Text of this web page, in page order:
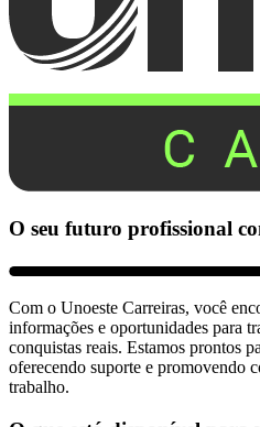
O seu futuro profissional
Com o Unoeste Carreiras, você
informações e oportunidades para
conquistas reais. Estamos prontos
oferecendo suporte e promovendo
trabalho.